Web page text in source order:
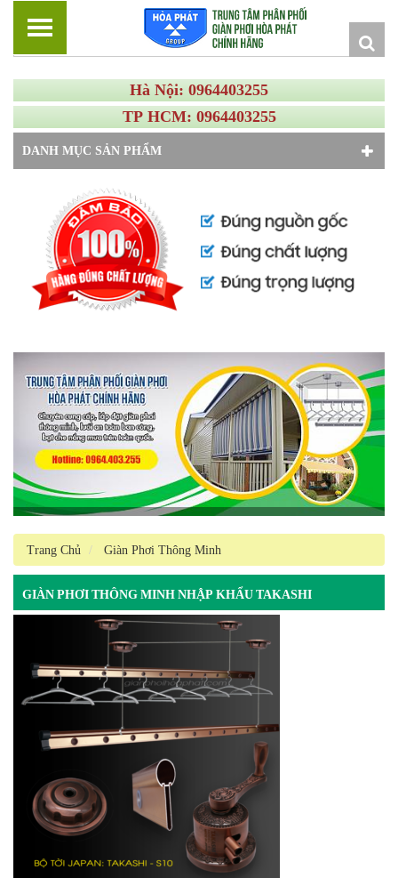
Hà Nội: 0964403255
TP HCM: 0964403255
DANH MỤC SẢN PHẨM
Trang Chủ Giàn Phơi Thông Minh
GIÀN PHƠI THÔNG MINH NHẬP KHẨU TAKASHI